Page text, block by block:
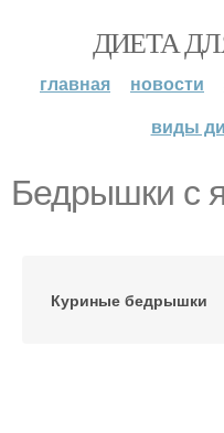
ДИЕТА
главная новости
виды
Бедрышки с
Куриные бедрышки